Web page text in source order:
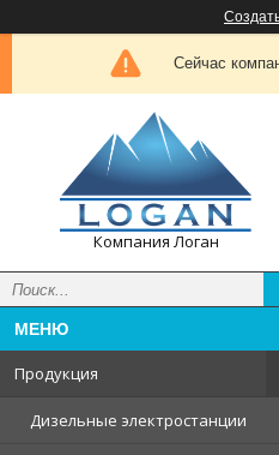
Сейчас
Компания Логан
Продукция
Дизельные электростанции